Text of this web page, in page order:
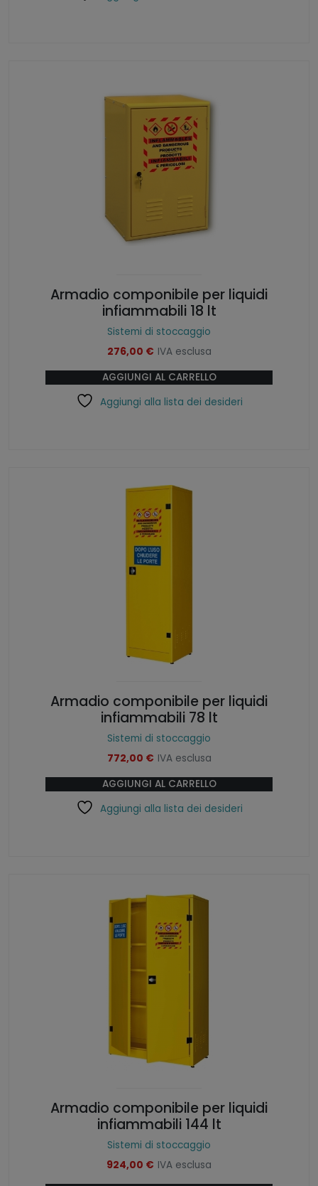
Armadio componibile per liquidi
infiammabili 18 lt
Sistemi di stoccaggio
276,00 € IVA esclusa
AGGIUNGI AL CARRELLO
Aggiungi alla lista dei desideri
Armadio componibile per liquidi
infiammabili 78 lt
Sistemi di stoccaggio
772,00 € IVA esclusa
AGGIUNGI AL CARRELLO
Aggiungi alla lista dei desideri
Armadio componibile per liquidi
infiammabili 144 lt
Sistemi di stoccaggio
924,00 € IVA esclusa